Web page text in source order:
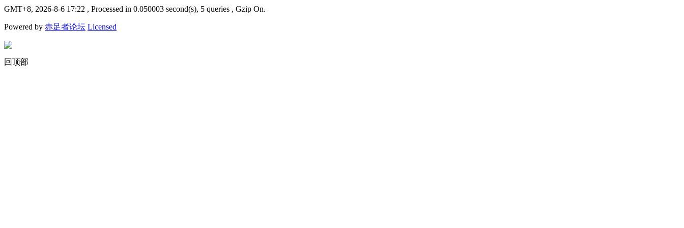
GMT+8, 2026-8-6 17:22 , Processed in 0.050003 second(s), 5 queries , Gzip On.
Powered by 赤足者论坛 Licensed
回顶部